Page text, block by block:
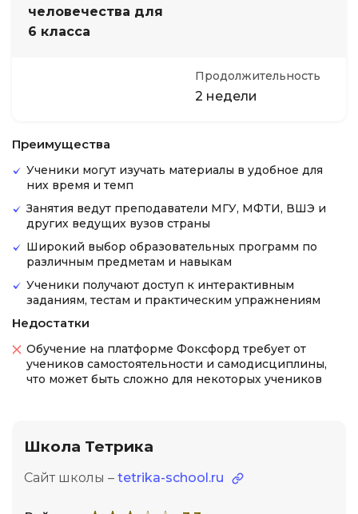
человечества для
6 класса
Продолжительность
2 недели
Преимущества
Ученики могут изучать материалы в удобное для
них время и темп
Занятия ведут преподаватели МГУ, МФТИ, ВШЭ и
других ведущих вузов страны
Широкий выбор образовательных программ по
различным предметам и навыкам
Ученики получают доступ к интерактивным
заданиям, тестам и практическим упражнениям
Недостатки
Обучение на платформе Фоксфорд требует от
учеников самостоятельности и самодисциплины,
что может быть сложно для некоторых учеников
Школа Тетрика
Сайт школы – tetrika-school.ru